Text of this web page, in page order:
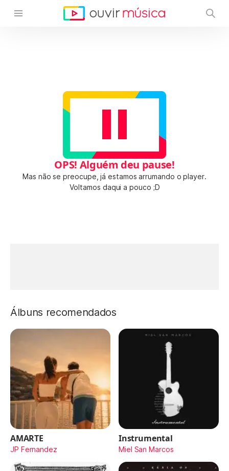
OPS! Alguém deu pause!
Mas não se preocupe, já estamos arrumando o player.
Voltamos daqui a pouco ;D
Álbuns recomendados
AMARTE
JP Fernandez
Instrumental
Miel San Marcos